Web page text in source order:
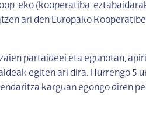
eko (kooperatiba-
ari den Europako
partaideei eta egunotan,
egiten ari dira. Hurrengo 5
karguan egongo diren